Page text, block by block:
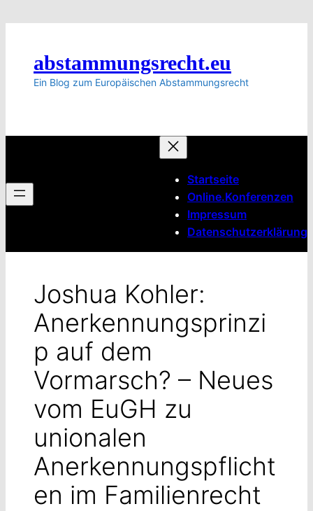
abstammungsrecht.eu
Ein Blog zum Europäischen Abstammungsrecht
Startseite
Online.Konferenzen
Impressum
Datenschutzerklärung
Joshua Kohler:
Anerkennungsprinzi
p auf dem
Vormarsch? – Neues
vom EuGH zu
unionalen
Anerkennungspflicht
en im Familienrecht